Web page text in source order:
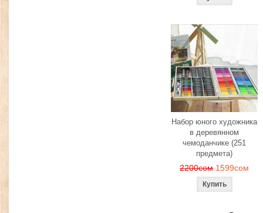
Набор юного художника
в деревянном
чемоданчике (251
предмета)
2200сом 1599сом